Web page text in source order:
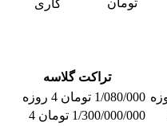
کاری
تراکت گلاسه
1/080/000 تومان 4 روزه
1/300/000/000 تومان 4